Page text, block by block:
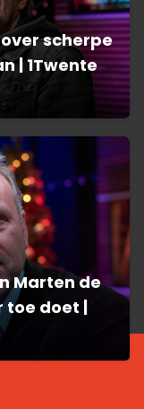
scherpe
| 1Twente
Marten de
doet |